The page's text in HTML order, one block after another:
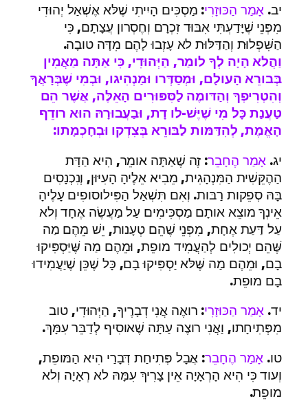
יב. אָמַר הַכּוּזָרִי: מַסְכִּים הָיִיתִי שֶׁלּא אֶשְׁאַל יְהוּדִי
מִפְּנֵי שֶׁיָּדַעְתִּי אִבּוּד זִכְרָם וְחֶסְרון עֲצָתָם, כִּי
הַשִּׁפְלוּת וְהַדַּלּוּת לא עָזְבוּ לָהֶם מִדָּה טובָה.
וַהֲלא הָיָה לְךָ לומַר, הַיְּהוּדִי, כִּי אַתָּה מַאֲמִין
בְּבורֵא הָעולָם, וּמְסַדְּרו וּמַנְהִיגו, וּבְמִי שֶׁבְּרָאֲךָ
וְהִטְרִיפְךָ וְהַדּומֶה לַסִּפּוּרִים הָאֵלֶּה, אֲשֶׁר הֵם
טַעֲנַת כָּל מִי שֶׁיֶּשׁ-לו דָת, וּבַעֲבוּרָהּ הוּא רודֵף
הָאֱמֶת, לְהִדַּמּות לַבּורֵא בְּצִדְקו וּבְחָכְמָתו:
יג. אָמַר הֶחָבֵר: זֶה שֶׁאַתָּה אומֵר, הִיא הַדָּת
הַהֶקֵּשִׁית הַמִּנְהָגִית, מֵבִיא אֵלֶיהָ הָעִיּוּן, וְנִכְנָסִים
בָּהּ סְפֵקות רַבּות. וְאִם תִּשְׁאַל הַפִּילוסופִים עָלֶיהָ
אֵינְךָ מוצֵא אותָם מַסְכִּימִים עַל מַעֲשֶׂה אֶחָד וְלא
עַל דַּעַת אֶחָת, מִפְּנֵי שֶׁהֵם טְעָנות, יֵשׁ מֵהֶם מַה
שֶּׁהֵם יְכולִים לְהַעֲמִיד מופֵת, וּמֵהֶם מַה שֶּׁיַּסְפִּיקוּ
בָם, וּמֵהֶם מַה שֶּׁלּא יַסְפִּיקוּ בָם, כָּל שֶׁכֵּן שֶׁיַעֲמִידוּ
בָם מופֵת.
יד. אָמַר הַכּוּזָרִי: רואֶה אֲנִי דְבָרֶיךָ, הַיְּהוּדִי, טוב
מִפְּתִיחָתו, וַאֲנִי רוצֶה עַתָּה שֶׁאוסִיף לְדַבֵּר עִמָּךְ.
טו. אָמַר הֶחָבֵר: אֲבָל פְּתִיחַת דְּבָרַי הִיא הַמּופֵת,
וְעוד כִּי הִיא הָרְאָיָה אֵין צָרִיךְ עִמָּהּ לא רְאָיָה וְלא
מופֵת.